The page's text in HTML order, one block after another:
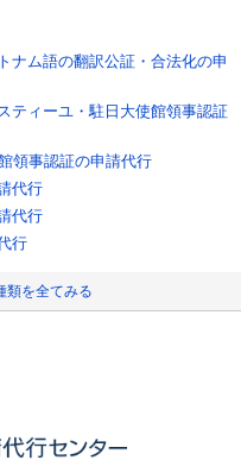
ナム語の翻訳公証・合法化の申
ティーユ・駐日大使館領事認証
領事認証の申請代行
代行
代行
行
類を全てみる